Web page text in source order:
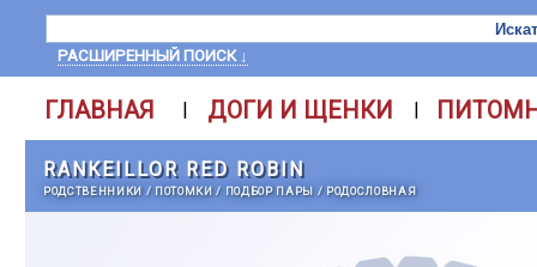
РАСШИРЕННЫЙ ПОИСК ↓
ГЛАВНАЯ | ДОГИ И ЩЕНКИ |
RANKEILLOR RED ROBIN
РОДСТВЕННИКИ / ПОТОМКИ/ ПОДБОР ПАРЫ / РОДОСЛОВНАЯ